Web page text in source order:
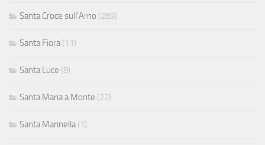
Santa Croce sull'Arno (289)
Santa Fiora (11)
Santa Luce (8)
Santa Maria a Monte (22)
Santa Marinella (1)